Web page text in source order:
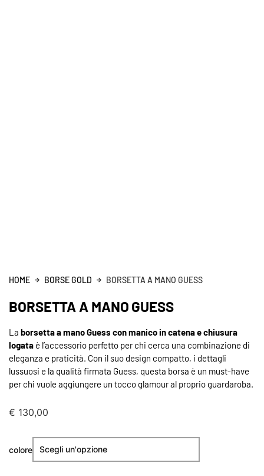
HOME BORSE GOLD BORSETTA A MANO GUESS
BORSETTA A MANO GUESS
La borsetta a mano Guess con manico in catena e chiusura
logata è l’accessorio perfetto per chi cerca una combinazione di
eleganza e praticità. Con il suo design compatto, i dettagli
lussuosi e la qualità firmata Guess, questa borsa è un must-have
per chi vuole aggiungere un tocco glamour al proprio guardaroba.
€ 130,00
colore